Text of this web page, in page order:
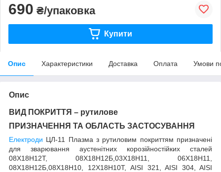
690 ₴/упаковка
Купити
Опис Характеристики Доставка Оплата Умови
Опис
ВИД ПОКРИТТЯ – рутилове
ПРИЗНАЧЕННЯ ТА ОБЛАСТЬ ЗАСТОСУВАННЯ
Електроди ЦЛ-11 Плазма з рутиловим покриттям призначені
для зварювання аустенітних корозійностійких сталей
08Х18Н12Т, 08Х18Н12Б,03Х18Н11, 06Х18Н11,
08Х18Н12Б,08Х18Н10, 12Х18Н10Т, AISI 321, AISI 304, AISI